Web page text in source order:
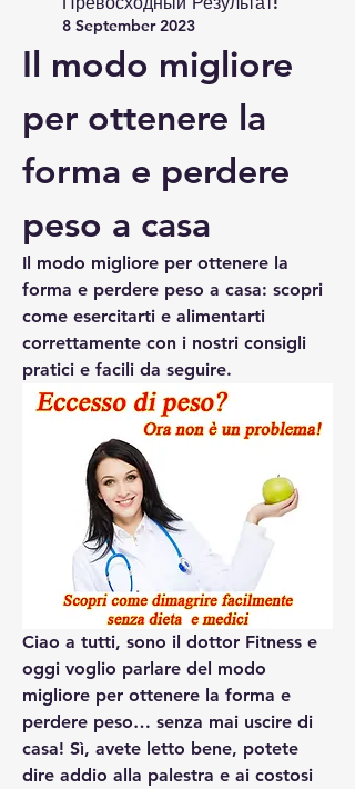
8 September 2023
Il modo migliore
per ottenere la
forma e perdere
peso a casa
Il modo migliore per ottenere la
forma e perdere peso a casa: scopri
come esercitarti e alimentarti
correttamente con i nostri consigli
pratici e facili da seguire.
Ciao a tutti, sono il dottor Fitness e
oggi voglio parlare del modo
migliore per ottenere la forma e
perdere peso… senza mai uscire di
casa! Sì, avete letto bene, potete
dire addio alla palestra e ai costosi